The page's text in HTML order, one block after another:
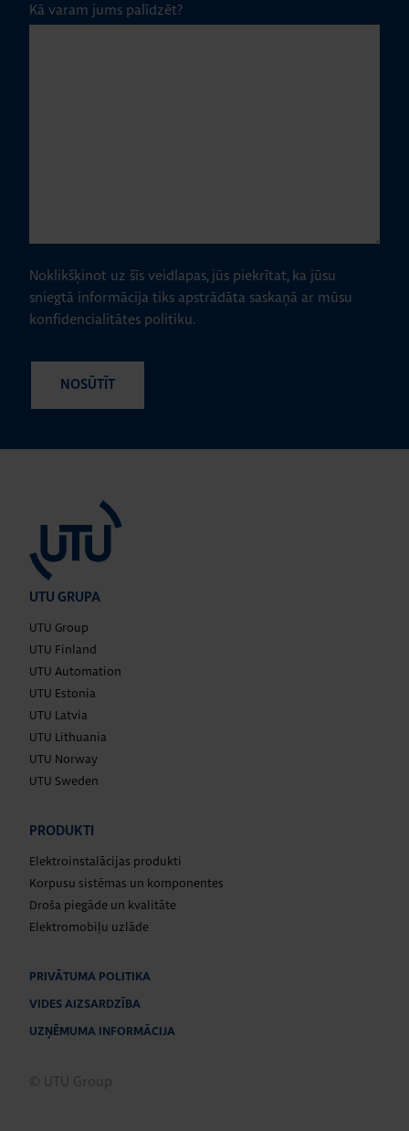
Kā varam jums palīdzēt?
Noklikšķinot uz šīs veidlapas, jūs piekrītat, ka jūsu
sniegtā informācija tiks apstrādāta saskaņā ar mūsu
konfidencialitātes politiku.
UTU GRUPA
UTU Group
UTU Finland
UTU Automation
UTU Estonia
UTU Latvia
UTU Lithuania
UTU Norway
UTU Sweden
PRODUKTI
Elektroinstalācijas produkti
Korpusu sistēmas un komponentes
Droša piegāde un kvalitāte
Elektromobiļu uzlāde
PRIVĀTUMA POLITIKA
VIDES AIZSARDZĪBA
UZŅĒMUMA INFORMĀCIJA
© UTU Group